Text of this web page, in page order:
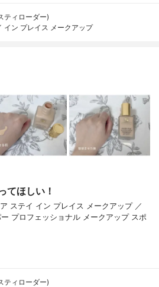
ティローダー)
イン プレイス メークアップ
てほしい！
ステイ イン プレイス メークアップ ／
プロフェッショナル メークアップ スポ
ティローダー)